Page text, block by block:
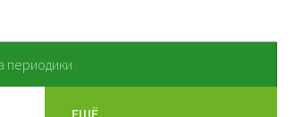
периодики